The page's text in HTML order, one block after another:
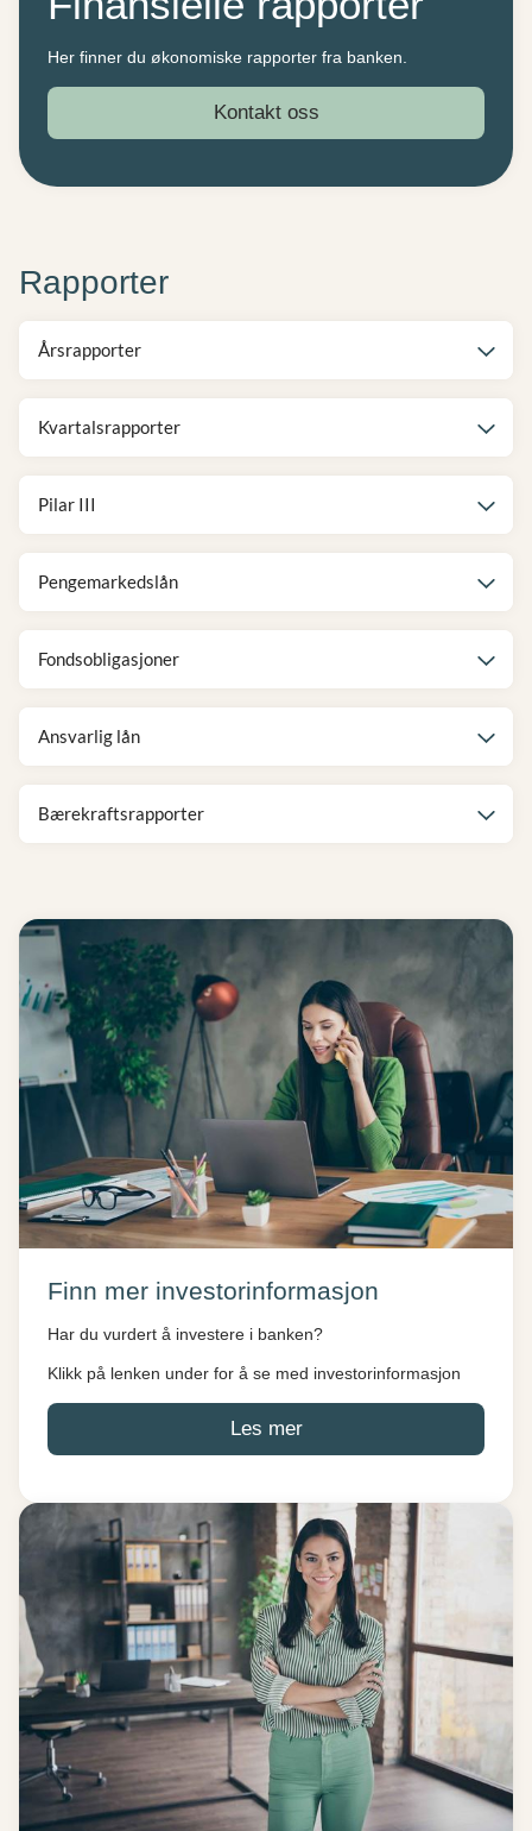
Her finner du økonomiske rapporter fra banken.
Kontakt oss
Rapporter
Årsrapporter
Kvartalsrapporter
Pilar III
Pengemarkedslån
Fondsobligasjoner
Ansvarlig lån
Bærekraftsrapporter
Finn mer investorinformasjon
Har du vurdert å investere i banken?
Klikk på lenken under for å se med investorinformasjon
Les mer